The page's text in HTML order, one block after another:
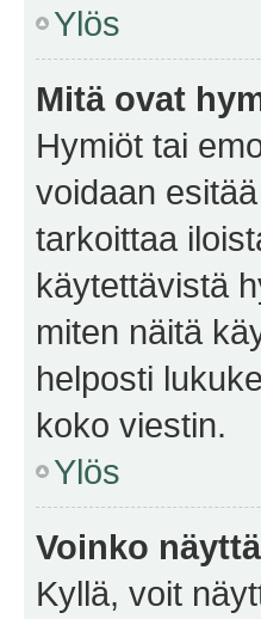
Ylös
Mitä ovat
Hymiöt tai
voidaan
tarkoittaa
käytettävistä
miten näitä
helposti
koko viestin.
Ylös
Voinko
Kyllä, voit